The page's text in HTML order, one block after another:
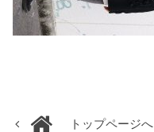
トップページへ